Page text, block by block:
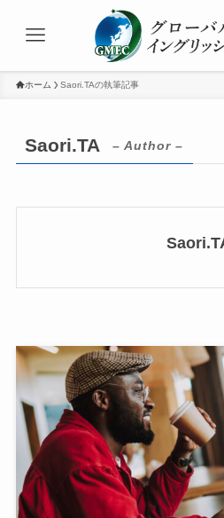
ホーム Saori.TAの執筆記事
Saori.TA – Author –